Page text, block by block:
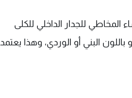
للجدار الداخلي للكلى
البني أو الوردي، وهذا يعتمد